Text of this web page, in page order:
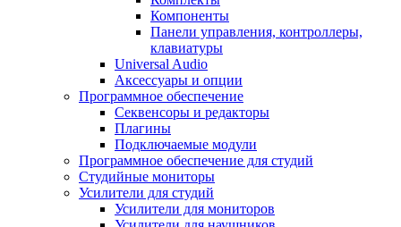
Компоненты
Панели управления, контроллеры,
клавиатуры
Universal Audio
Аксессуары и опции
Программное обеспечение
Cеквенсоры и редакторы
Плагины
Подключаемые модули
Программное обеспечение для студий
Студийные мониторы
Усилители для студий
Усилители для мониторов